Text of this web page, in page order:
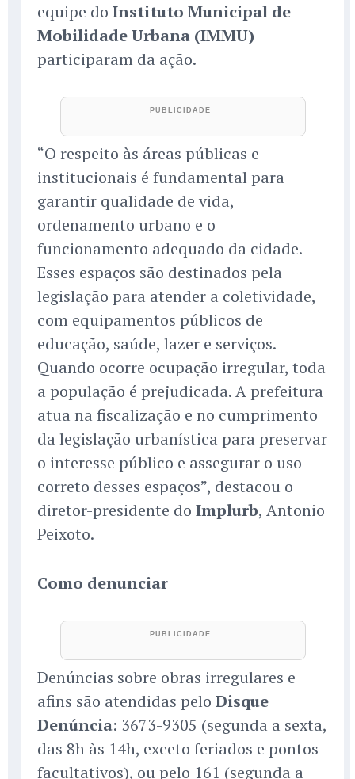
equipe do Instituto Municipal de
Mobilidade Urbana (IMMU)
participaram da ação.
“O respeito às áreas públicas e
institucionais é fundamental para
garantir qualidade de vida,
ordenamento urbano e o
funcionamento adequado da cidade.
Esses espaços são destinados pela
legislação para atender a coletividade,
com equipamentos públicos de
educação, saúde, lazer e serviços.
Quando ocorre ocupação irregular, toda
a população é prejudicada. A prefeitura
atua na fiscalização e no cumprimento
da legislação urbanística para preservar
o interesse público e assegurar o uso
correto desses espaços”, destacou o
diretor-presidente do Implurb, Antonio
Peixoto.
Como denunciar
Denúncias sobre obras irregulares e
afins são atendidas pelo Disque
Denúncia: 3673-9305 (segunda a sexta,
das 8h às 14h, exceto feriados e pontos
facultativos), ou pelo 161 (segunda a